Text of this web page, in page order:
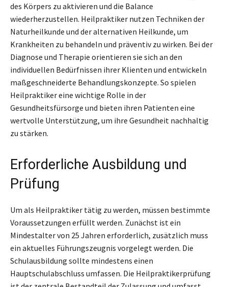
des Körpers zu aktivieren und die Balance
wiederherzustellen. Heilpraktiker nutzen Techniken der
Naturheilkunde und der alternativen Heilkunde, um
Krankheiten zu behandeln und präventiv zu wirken. Bei der
Diagnose und Therapie orientieren sie sich an den
individuellen Bedürfnissen ihrer Klienten und entwickeln
maßgeschneiderte Behandlungskonzepte. So spielen
Heilpraktiker eine wichtige Rolle in der
Gesundheitsfürsorge und bieten ihren Patienten eine
wertvolle Unterstützung, um ihre Gesundheit nachhaltig
zu stärken.
Erforderliche Ausbildung und
Prüfung
Um als Heilpraktiker tätig zu werden, müssen bestimmte
Voraussetzungen erfüllt werden. Zunächst ist ein
Mindestalter von 25 Jahren erforderlich, zusätzlich muss
ein aktuelles Führungszeugnis vorgelegt werden. Die
Schulausbildung sollte mindestens einen
Hauptschulabschluss umfassen. Die Heilpraktikerprüfung